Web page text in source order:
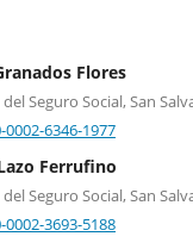
Flores
Seguro Social, San
6346-1977
Ferrufino
Seguro Social, San
3693-5188